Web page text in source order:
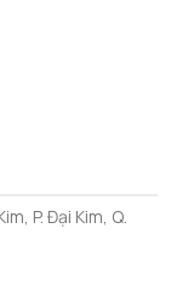
P. Đại Kim, Q.